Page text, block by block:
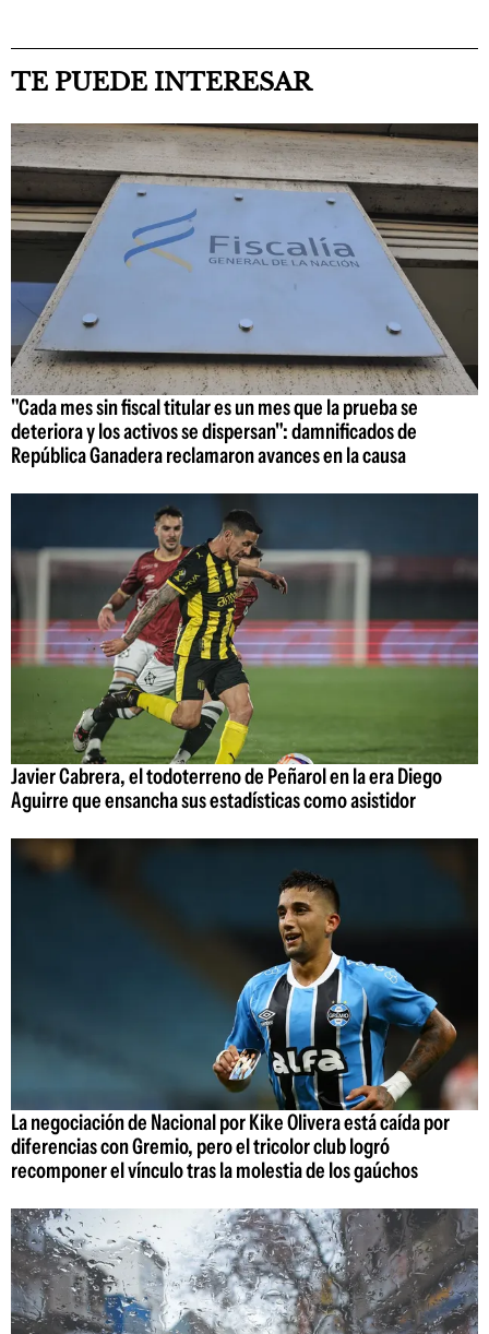
TE PUEDE INTERESAR
"Cada mes sin fiscal titular es un mes que la prueba se
deteriora y los activos se dispersan": damnificados de
República Ganadera reclamaron avances en la causa
Javier Cabrera, el todoterreno de Peñarol en la era Diego
Aguirre que ensancha sus estadísticas como asistidor
La negociación de Nacional por Kike Olivera está caída por
diferencias con Gremio, pero el tricolor club logró
recomponer el vínculo tras la molestia de los gaúchos